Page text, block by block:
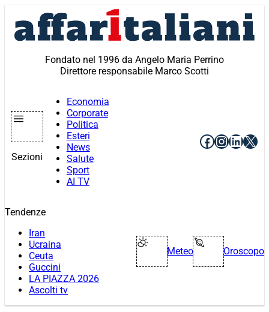
contenuto
Fondato nel 1996 da Angelo Maria Perrino
Direttore responsabile Marco Scotti
Sezioni
Economia
Corporate
Politica
Esteri
News
Salute
Sport
AI TV
Facebook
X
Tendenze
Iran
Ucraina
Ceuta
Guccini
LA PIAZZA 2026
Ascolti tv
Meteo Oroscopo